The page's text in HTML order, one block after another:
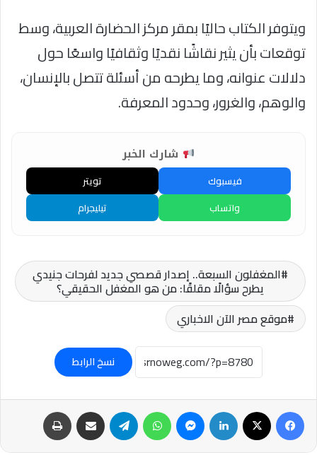
ويتوفر الكتاب حاليًا بمقر مركز الحضارة العربية، وسط
توقعات بأن يثير نقاشًا نقديًا وثقافيًا واسعًا حول
دلالات عنوانه، وما يطرحه من أسئلة تتصل بالإنسان،
والوهم، والغرور، وحدود المعرفة.
شارك الخبر
فيسبوك
تويتر
واتساب
تيليجرام
المغفلون السبعة.. إصدار قصصي جديد لفرحات جنيدي
يطرح سؤالًا مقلقًا: من هو المغفل الحقيقي؟
موقع مصر الآن الاخباري
نسخ الرابط
فيسبوك لينكدإن ماسنجر واتساب تيلقرام مشاركة عبر البريد